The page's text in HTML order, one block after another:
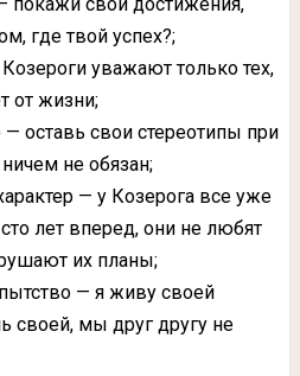
где твой успех?;
уважают только тех,
от жизни;
оставь свои стереотипы при
не обязан;
— у Козерога все уже
лет вперед, они не любят
их планы;
— я живу своей
мы друг другу не